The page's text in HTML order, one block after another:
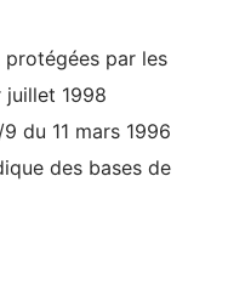
protégées par les
juillet 1998
du 11 mars 1996
des bases de